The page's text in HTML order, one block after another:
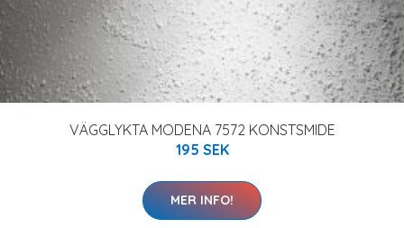
VÄGGLYKTA MODENA 7572 KONSTSMIDE
195 SEK
MER INFO!